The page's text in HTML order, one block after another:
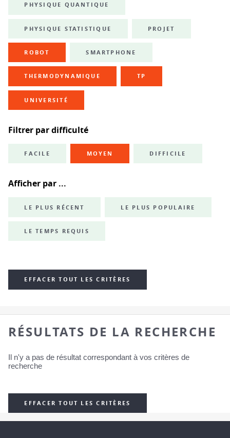
PHYSIQUE QUANTIQUE
PHYSIQUE STATISTIQUE PROJET
ROBOT SMARTPHONE
THERMODYNAMIQUE TP
UNIVERSITÉ
Filtrer par difficulté
FACILE MOYEN DIFFICILE
Afficher par ...
LE PLUS RÉCENT LE PLUS POPULAIRE
LE TEMPS REQUIS
EFFACER TOUT LES CRITÈRES
RÉSULTATS DE LA RECHERCHE
Il n'y a pas de résultat correspondant à vos critères de
recherche
EFFACER TOUT LES CRITÈRES